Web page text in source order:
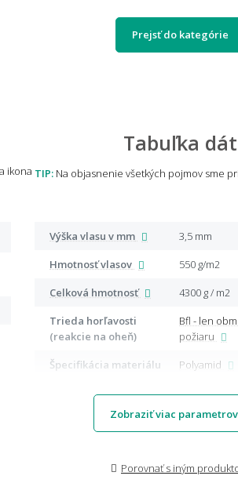
Prejsť do kategórie
Tabuľka dát
TIP:Na objasnenie všetkých pojmov sme
Výška vlasu v mm
3,5 mm
Hmotnosť vlasov
550 g/m2
Celková hmotnosť
4300 g / m2
Trieda horľavosti
(reakcie na oheň)
Bfl - len obmedzené šírenie
požiaru
Špecifikácia materiálu
Polyamid
Zobraziť viac parametrov
Porovnať s iným